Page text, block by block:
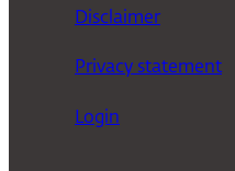
Disclaimer
Privacy statement
Login